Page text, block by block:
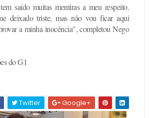
saído muitas mentiras a meu respeito.
deixado triste, mas não vou ficar aqui
a minha inocência", completou Nego
do G1
Twitter Google+